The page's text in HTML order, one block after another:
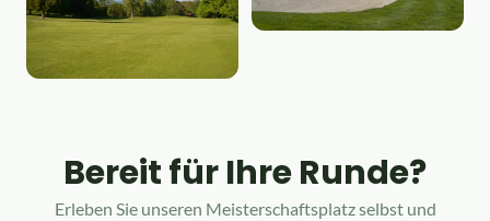
Bereit für Ihre Runde?
Erleben Sie unseren Meisterschaftsplatz selbst und